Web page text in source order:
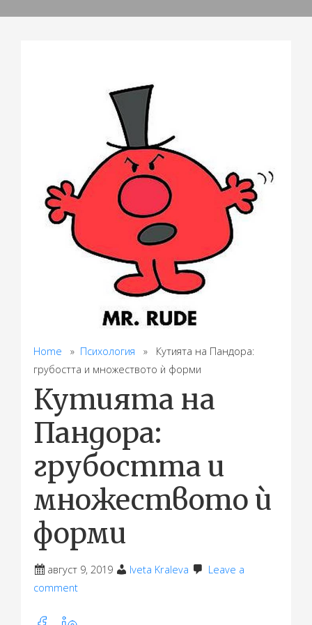
Home » Психология » Кутията на Пандора:
грубостта и множеството ѝ форми
Кутията на
Пандора:
грубостта и
множеството ѝ
форми
август 9, 2019 Iveta Kraleva
Leave a
comment